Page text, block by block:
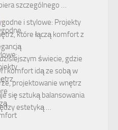
szczególnego …
i stylowe: Projekty
które łączą komfort z
świecie, gdzie
i komfort idą ze sobą w
projektowanie wnętrz
się sztuką balansowania
estetyką …